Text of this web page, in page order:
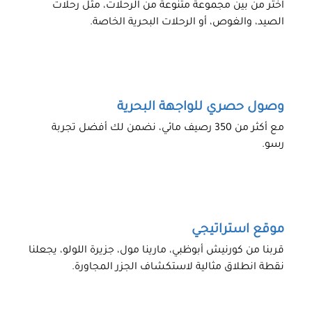
اختر من بين مجموعة متنوعة من الرحلات، مثل رحلات
الصيد، والغوص، أو الرحلات البحرية الخاصة.
وصول حصري للواجهة البحرية
مع أكثر من 350 رصيف مائي، نضمن لك أفضل تجربة
رسو.
موقع استراتيجي
قربنا من كورنيش أبوظبي، مارينا مول، جزيرة اللولو، يجعلنا
نقطة انطلاق مثالية لاستكشاف الجزر المجاورة.